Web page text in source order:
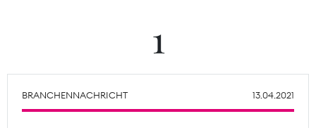
Mitgliederbereich
1
BRANCHENNACHRICHT 13.04.2021